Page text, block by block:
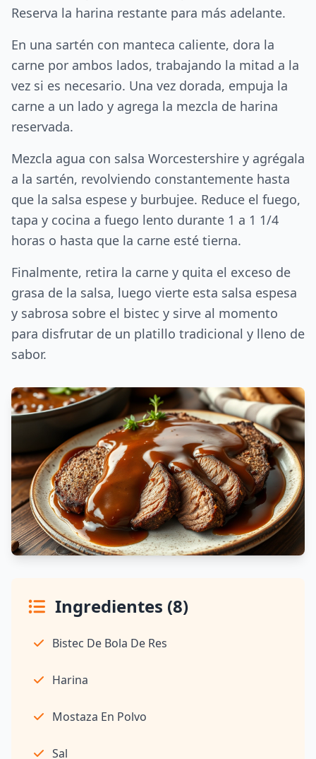
Reserva la harina restante para más adelante.
En una sartén con manteca caliente, dora la
carne por ambos lados, trabajando la mitad a la
vez si es necesario. Una vez dorada, empuja la
carne a un lado y agrega la mezcla de harina
reservada.
Mezcla agua con salsa Worcestershire y agrégala
a la sartén, revolviendo constantemente hasta
que la salsa espese y burbujee. Reduce el fuego,
tapa y cocina a fuego lento durante 1 a 1 1/4
horas o hasta que la carne esté tierna.
Finalmente, retira la carne y quita el exceso de
grasa de la salsa, luego vierte esta salsa espesa
y sabrosa sobre el bistec y sirve al momento
para disfrutar de un platillo tradicional y lleno de
sabor.
Ingredientes (8)
Bistec De Bola De Res
Harina
Mostaza En Polvo
Sal